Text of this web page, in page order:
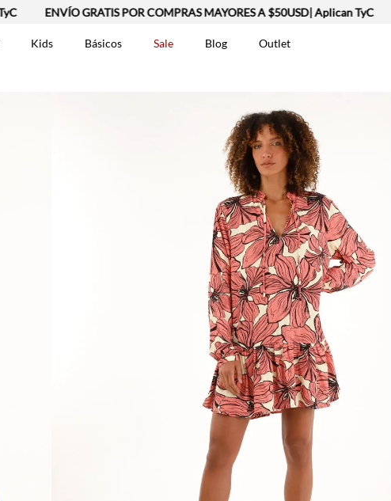
ENVÍO GRATIS POR COMPRAS MAYORES A $50USD| Aplican TyC
Kids Básicos Sale Blog Outlet